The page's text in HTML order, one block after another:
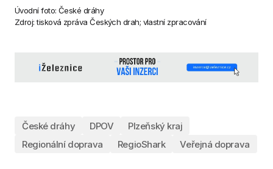
Úvodní foto: České dráhy
Zdroj: tisková zpráva Českých drah; vlastní zpracování
České dráhy DPOV
Plzeňský kraj
Regionální doprava
RegioShark Veřejná doprava